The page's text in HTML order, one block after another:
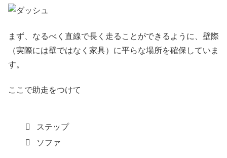
まず、なるべく直線で長く走ることができるように、壁際
（実際には壁ではなく家具）に平らな場所を確保していま
す。
ここで助走をつけて
ステップ
ソファ